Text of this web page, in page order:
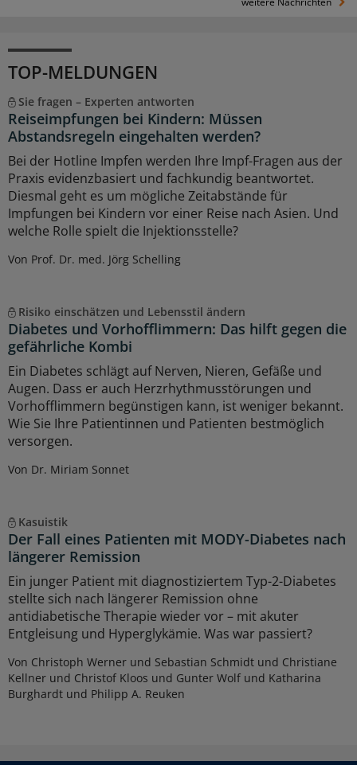
TOP-MELDUNGEN
Sie fragen – Experten antworten
Reiseimpfungen bei Kindern: Müssen
Abstandsregeln eingehalten werden?
Bei der Hotline Impfen werden Ihre Impf-Fragen aus der
Praxis evidenzbasiert und fachkundig beantwortet.
Diesmal geht es um mögliche Zeitabstände für
Impfungen bei Kindern vor einer Reise nach Asien. Und
welche Rolle spielt die Injektionsstelle?
Von Prof. Dr. med. Jörg Schelling
Risiko einschätzen und Lebensstil ändern
Diabetes und Vorhofflimmern: Das hilft gegen die
gefährliche Kombi
Ein Diabetes schlägt auf Nerven, Nieren, Gefäße und
Augen. Dass er auch Herzrhythmusstörungen und
Vorhofflimmern begünstigen kann, ist weniger bekannt.
Wie Sie Ihre Patientinnen und Patienten bestmöglich
versorgen.
Von Dr. Miriam Sonnet
Kasuistik
Der Fall eines Patienten mit MODY-Diabetes nach
längerer Remission
Ein junger Patient mit diagnostiziertem Typ-2-Diabetes
stellte sich nach längerer Remission ohne
antidiabetische Therapie wieder vor – mit akuter
Entgleisung und Hyperglykämie. Was war passiert?
Von Christoph Werner und Sebastian Schmidt und Christiane
Kellner und Christof Kloos und Gunter Wolf und Katharina
Burghardt und Philipp A. Reuken